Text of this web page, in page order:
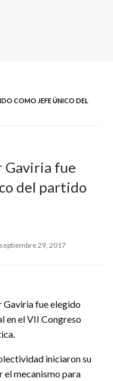
COMO JEFE ÚNICO DEL
Gaviria fue
del partido
29, 2017
Gaviria fue elegido
en el VII Congreso
iniciaron su
el mecanismo para